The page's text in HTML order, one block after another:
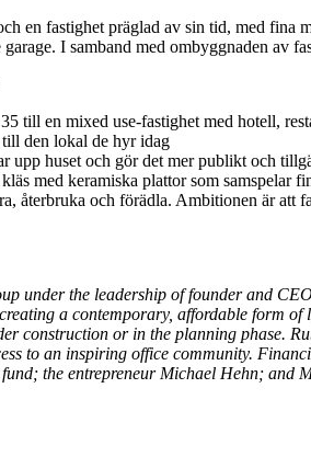
en fastighet präglad av sin tid, med fina
I samband med ombyggnaden av
till en mixed use-fastighet med hotell,
den lokal de hyr idag
upp huset och gör det mer publikt och
med keramiska plattor som samspelar
återbruka och förädla. Ambitionen är att
under the leadership of founder and
a contemporary, affordable form
construction or in the planning phase.
to an inspiring office community.
the entrepreneur Michael Hehn;